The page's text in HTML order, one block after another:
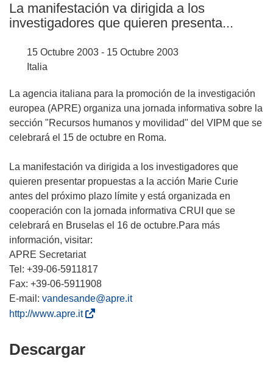
La manifestación va dirigida a los
investigadores que quieren presenta...
15 Octubre 2003 - 15 Octubre 2003
Italia
La agencia italiana para la promoción de la investigación
europea (APRE) organiza una jornada informativa sobre la
sección "Recursos humanos y movilidad" del VIPM que se
celebrará el 15 de octubre en Roma.
La manifestación va dirigida a los investigadores que
quieren presentar propuestas a la acción Marie Curie
antes del próximo plazo límite y está organizada en
cooperación con la jornada informativa CRUI que se
celebrará en Bruselas el 16 de octubre.Para más
información, visitar:
APRE Secretariat
Tel: +39-06-5911817
Fax: +39-06-5911908
E-mail: vandesande@apre.it
http://www.apre.it(
a
DescargarDescargar